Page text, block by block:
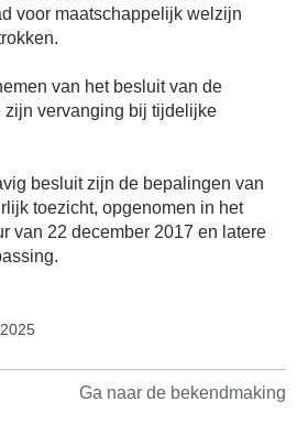
voor maatschappelijk welzijn
van het besluit van de
zijn vervanging bij tijdelijke
besluit zijn de bepalingen van
toezicht, opgenomen in het
van 22 december 2017 en latere
Ga naar de bekendmaking